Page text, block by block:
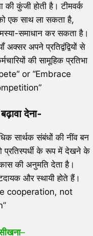
कुंजी होती है। टीमवर्क
एक साथ ला सकता है,
समाधान कर सकता है।
अक्सर अपने प्रतिद्वंद्वियों से
की सामूहिक प्रतिभा
or “Embrace
देना-
सार्थक संबंधों की नींव बन
प्रतिस्पर्धी के रूप में देखने के
की अनुमति देता है।
और स्थायी होते हैं।
cooperation, not
–